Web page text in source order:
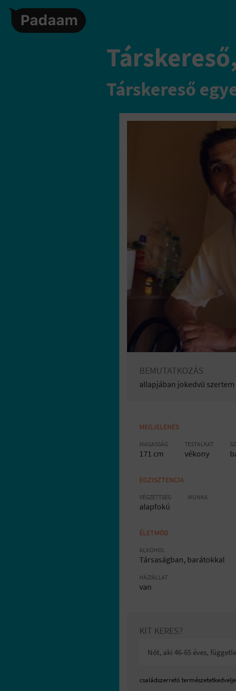
Társkereső
BEMUTATKOZÁS
allapjában jokedvü
MEGJELENÉS
MAGASSÁG
171 cm
TESTALKAT
vékony
EGZISZTENCIA
VÉGZETTSÉG
alapfokú
MUNKA
ÉLETMÓD
ALKOHOL
Társaságban, barátokkal
HÁZIÁLLAT
van
KIT KERES?
Nőt, aki 46-65 éves,
családszerretö